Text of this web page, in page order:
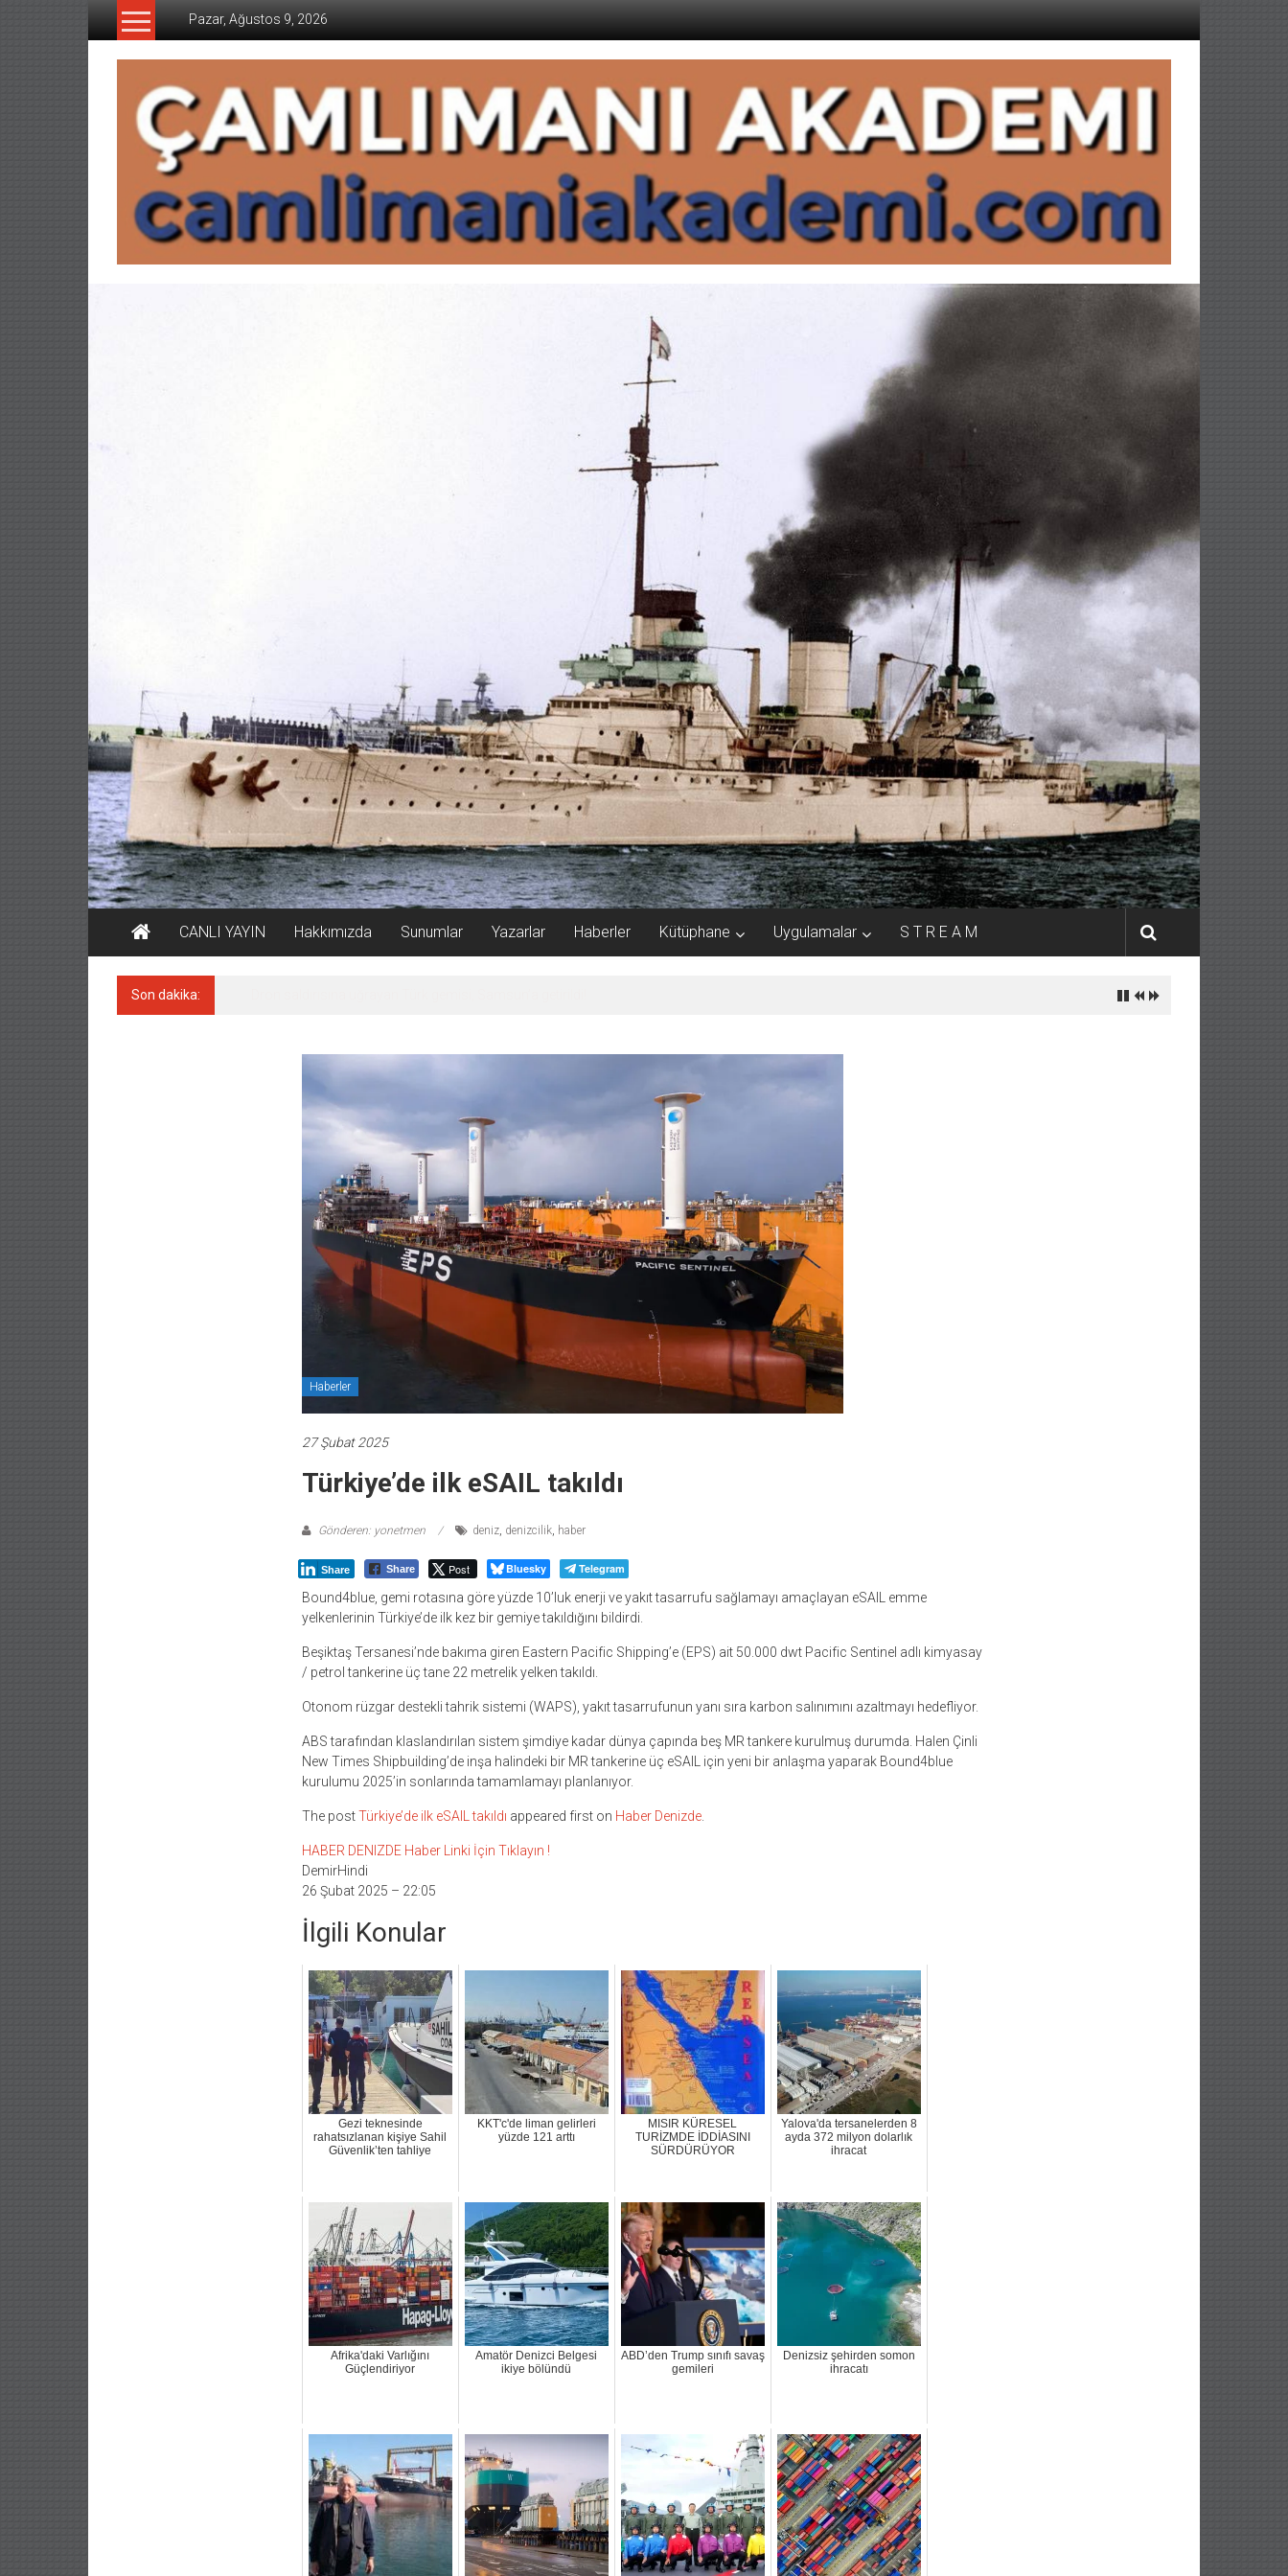
İçeriğe
Pazar, Ağustos 9, 2026
CAMLIMANI
AKADEMI
CANLI YAYIN Hakkımızda Sunumlar Yazarlar Haberler Kütüphane Uygulamalar S T R E A M
Son dakika:
Haberler
27 Şubat 2025
Türkiye’de ilk eSAIL takıldı
Gönderen: yonetmen deniz, denizcilik, haber
Share Share Post Bluesky Telegram
Bound4blue, gemi rotasına göre yüzde 10’luk enerji ve yakıt tasarrufu sağlamayı amaçlayan eSAIL emme
yelkenlerinin Türkiye’de ilk kez bir gemiye takıldığını bildirdi.
Beşiktaş Tersanesi’nde bakıma giren Eastern Pacific Shipping’e (EPS) ait 50.000 dwt Pacific Sentinel adlı kimyasay
/ petrol tankerine üç tane 22 metrelik yelken takıldı.
Otonom rüzgar destekli tahrik sistemi (WAPS), yakıt tasarrufunun yanı sıra karbon salınımını azaltmayı hedefliyor.
ABS tarafından klaslandırılan sistem şimdiye kadar dünya çapında beş MR tankere kurulmuş durumda. Halen Çinli
New Times Shipbuilding’de inşa halindeki bir MR tankerine üç eSAIL için yeni bir anlaşma yaparak Bound4blue
kurulumu 2025’in sonlarında tamamlamayı planlanıyor.
The postTürkiye’de ilk eSAIL takıldı appeared first on Haber Denizde.
HABER DENIZDE Haber Linki İçin Tıklayın !
DemirHindi
26 Şubat 2025 – 22:05
İlgili Konular
Gezi teknesinde
rahatsızlanan kişiye Sahil
Güvenlik’ten tahliye
KKT'c'de liman gelirleri
yüzde 121 arttı
MISIR KÜRESEL
TURİZMDE İDDİASINI
SÜRDÜRÜYOR
Yalova'da tersanelerden 8
ayda 372 milyon dolarlık
ihracat
Afrika'daki Varlığını
Güçlendiriyor
Amatör Denizci Belgesi
ikiye bölündü
ABD’den Trump sınıfı savaş
gemileri
Denizsiz şehirden somon
ihracatı